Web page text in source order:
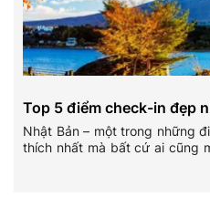
Top 5 điểm check-in đẹp
Nhật Bản – một trong những
thích nhất mà bất cứ ai cũng